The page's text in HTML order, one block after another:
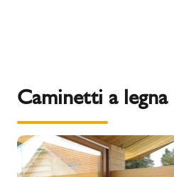
Caminetti a legna